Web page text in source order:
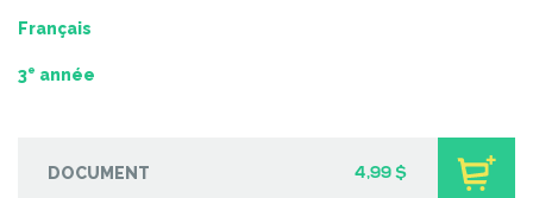
Français
3e année
DOCUMENT 4,99 $